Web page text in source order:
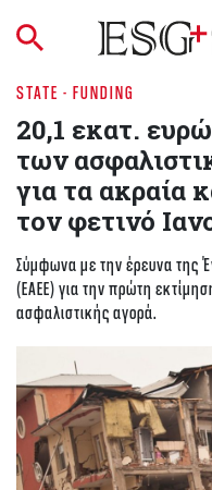
STATE - FUNDING
20,1 εκατ.
των
για τα ακραία
τον φετινό
Σύμφωνα με την έρευνα της
(ΕΑΕΕ) για την πρώτη
ασφαλιστικής αγορά.